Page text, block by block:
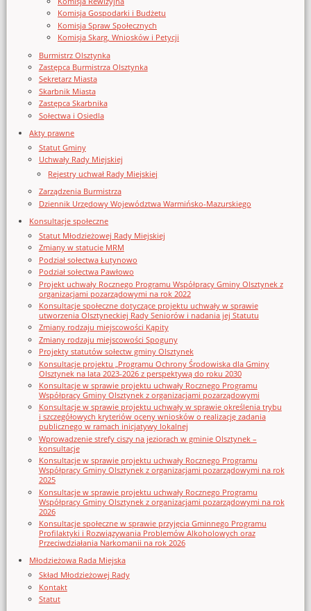
Komisja Gospodarki i Budżetu
Komisja Spraw Społecznych
Komisja Skarg, Wniosków i Petycji
Burmistrz Olsztynka
Zastępca Burmistrza Olsztynka
Sekretarz Miasta
Skarbnik Miasta
Zastępca Skarbnika
Sołectwa i Osiedla
Akty prawne
Statut Gminy
Uchwały Rady Miejskiej
Rejestry uchwał Rady Miejskiej
Zarządzenia Burmistrza
Dziennik Urzędowy Województwa Warmińsko-Mazurskiego
Konsultacje społeczne
Statut Młodzieżowej Rady Miejskiej
Zmiany w statucie MRM
Podział sołectwa Łutynowo
Podział sołectwa Pawłowo
Projekt uchwały Rocznego Programu Współpracy Gminy Olsztynek z
organizacjami pozarządowymi na rok 2022
Konsultacje społeczne dotyczące projektu uchwały w sprawie
utworzenia Olsztyneckiej Rady Seniorów i nadania jej Statutu
Zmiany rodzaju miejscowości Kąpity
Zmiany rodzaju miejscowości Spoguny
Projekty statutów sołectw gminy Olsztynek
Konsultacje projektu „Programu Ochrony Środowiska dla Gminy
Olsztynek na lata 2023-2026 z perspektywą do roku 2030
Konsultacje w sprawie projektu uchwały Rocznego Programu
Współpracy Gminy Olsztynek z organizacjami pozarządowymi
Konsultacje w sprawie projektu uchwały w sprawie określenia trybu
i szczegółowych kryteriów oceny wniosków o realizację zadania
publicznego w ramach inicjatywy lokalnej
Wprowadzenie strefy ciszy na jeziorach w gminie Olsztynek –
konsultacje
Konsultacje w sprawie projektu uchwały Rocznego Programu
Współpracy Gminy Olsztynek z organizacjami pozarządowymi na rok
2025
Konsultacje w sprawie projektu uchwały Rocznego Programu
Współpracy Gminy Olsztynek z organizacjami pozarządowymi na rok
2026
Konsultacje społeczne w sprawie przyjęcia Gminnego Programu
Profilaktyki i Rozwiązywania Problemów Alkoholowych oraz
Przeciwdziałania Narkomanii na rok 2026
Młodzieżowa Rada Miejska
Skład Młodzieżowej Rady
Kontakt
Statut